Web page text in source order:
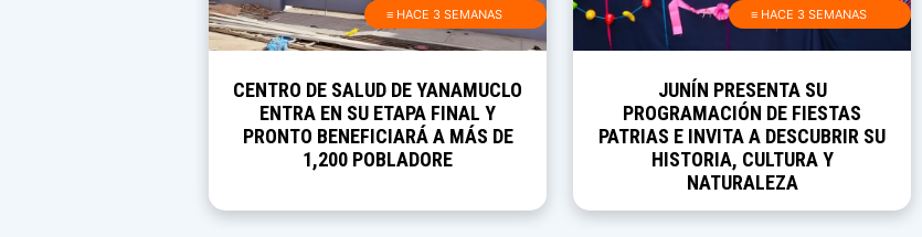
≡ HACE 3 SEMANAS
CENTRO DE SALUD DE YANAMUCLO
ENTRA EN SU ETAPA FINAL Y
PRONTO BENEFICIARÁ A MÁS DE
1,200 POBLADORE
≡ HACE 3 SEMANAS
JUNÍN PRESENTA SU
PROGRAMACIÓN DE FIESTAS
PATRIAS E INVITA A DESCUBRIR SU
HISTORIA, CULTURA Y
NATURALEZA